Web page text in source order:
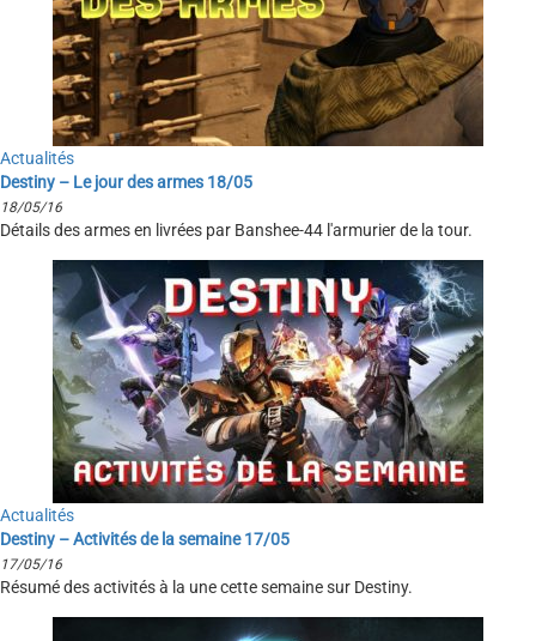
Actualités
Destiny – Le jour des armes 18/05
18/05/16
Détails des armes en livrées par Banshee-44 l'armurier de la tour.
Actualités
Destiny – Activités de la semaine 17/05
17/05/16
Résumé des activités à la une cette semaine sur Destiny.